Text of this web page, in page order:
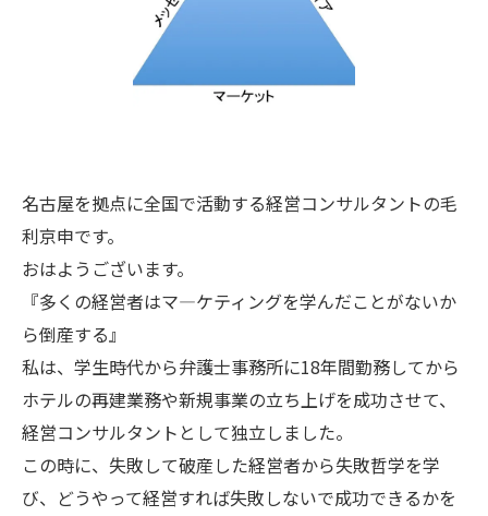
名古屋を拠点に全国で活動する経営コンサルタントの毛
利京申です。
おはようございます。
『多くの経営者はマ―ケティングを学んだことがないか
ら倒産する』
私は、学生時代から弁護士事務所に18年間勤務してから
ホテルの再建業務や新規事業の立ち上げを成功させて、
経営コンサルタントとして独立しました。
この時に、失敗して破産した経営者から失敗哲学を学
び、どうやって経営すれば失敗しないで成功できるかを